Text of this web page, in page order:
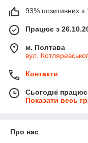
93% позитивних з
Працює з
м. Полтава
вул.
Контакти
Сьогодні
Показати весь
Про нас